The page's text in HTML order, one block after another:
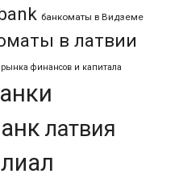
банкоматы в Видземе
в латвии
рынка финансов и капитала
латвия